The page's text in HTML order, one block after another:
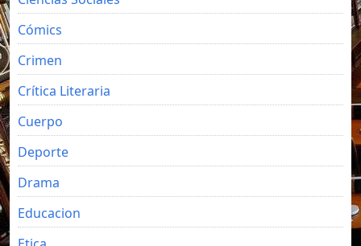
Cómics
Crimen
Crítica Literaria
Cuerpo
Deporte
Drama
Educacion